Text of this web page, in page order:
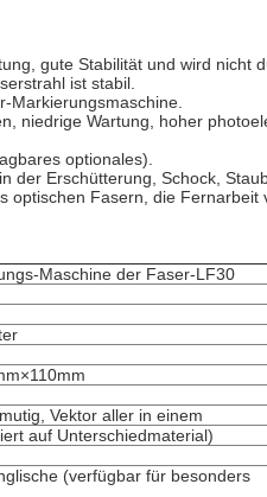
gute Stabilität und wird nicht
ist stabil.
Markierungsmaschine.
niedrige Wartung, hoher
optionales).
der Erschütterung, Schock,
Fasern, die Fernarbeit
Maschine der Faser-LF30
Vektor aller in einem
auf Unterschiedmaterial)
(verfügbar für besonders